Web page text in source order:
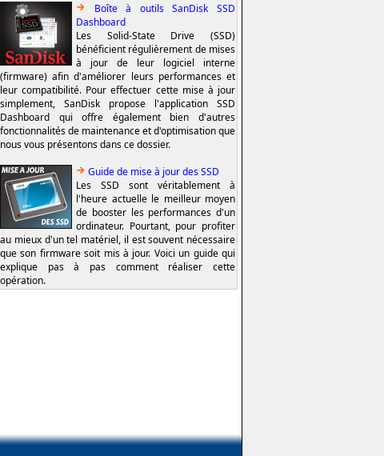
Boîte à outils SanDisk SSD
Dashboard
Les Solid-State Drive (SSD)
bénéficient régulièrement de mises
à jour de leur logiciel interne
(firmware) afin d'améliorer leurs performances et
leur compatibilité. Pour effectuer cette mise à jour
simplement, SanDisk propose l'application SSD
Dashboard qui offre également bien d'autres
fonctionnalités de maintenance et d'optimisation que
nous vous présentons dans ce dossier.
Guide de mise à jour des SSD
Les SSD sont véritablement à
l'heure actuelle le meilleur moyen
de booster les performances d'un
ordinateur. Pourtant, pour profiter
au mieux d'un tel matériel, il est souvent nécessaire
que son firmware soit mis à jour. Voici un guide qui
explique pas à pas comment réaliser cette
opération.